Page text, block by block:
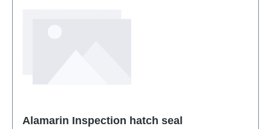
Alamarin Inspection hatch seal